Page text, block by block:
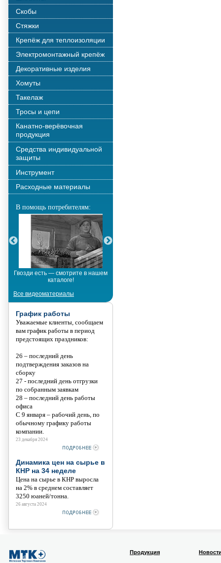
Скобы
Стяжки
Крепёж для теплоизоляции
Электромонтажный крепёж
Декоративные изделия
Хомуты
Такелаж
Тросы и цепи
Канатно-верёвочная
продукция
Средства индивидуальной
защиты
Инструмент
Расходные материалы
В помощь потребителям:
Гвозди есть — смотрите в нашем
каталоге!
Все видеоматериалы
График работы
Уважаемые клиенты, сообщаем
вам график работы в период
предстоящих праздников:
26 – последний день
подтверждения заказов на
сборку
27 - последний день отгрузки
по собранным заявкам
28 – последний день работы
офиса
С 9 января – рабочий день, по
обычному графику работы
компании.
23 декабря 2024
Динамика цен на сырье в
КНР на 34 неделе
Цена на сырье в КНР выросла
на 2% в среднем составляет
3250 юаней/тонна.
26 августа 2024
Продукция